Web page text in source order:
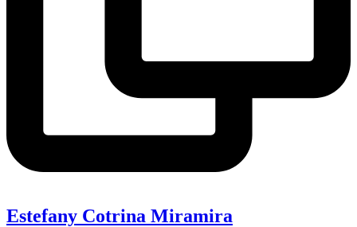
Estefany Cotrina Miramira